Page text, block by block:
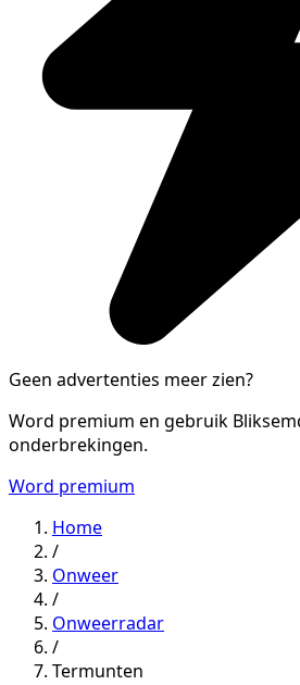
Geen advertenties meer zien?
Word premium en gebruik
onderbrekingen.
Word premium
Home
/
Onweer
/
Onweerradar
/
Termunten